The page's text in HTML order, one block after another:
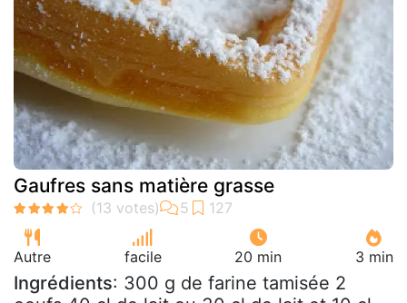
Gaufres sans matière grasse
Autre facile 20 min 3 min
Ingrédients: 300 g de farine tamisée 2